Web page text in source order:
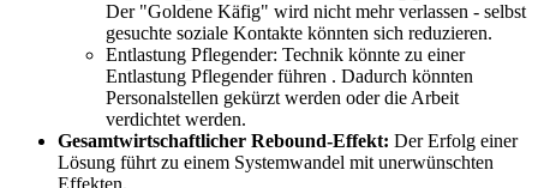
Der "Goldene Käfig" wird nicht mehr verlassen - selbst
gesuchte soziale Kontakte könnten sich reduzieren.
Entlastung Pflegender: Technik könnte zu einer
Entlastung Pflegender führen . Dadurch könnten
Personalstellen gekürzt werden oder die Arbeit
verdichtet werden.
Gesamtwirtschaftlicher Rebound-Effekt: Der Erfolg einer
Lösung führt zu einem Systemwandel mit unerwünschten
Effekten.